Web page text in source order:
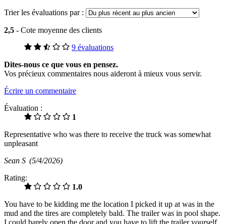
Trier les évaluations par :
2,5 - Cote moyenne des clients
9 évaluations
Dites-nous ce que vous en pensez.
Vos précieux commentaires nous aideront à mieux vous servir.
Écrire un commentaire
Évaluation :
1
Representative who was there to receive the truck was somewhat
unpleasant
Sean S (5/4/2026)
Rating:
1.0
You have to be kidding me the location I picked it up at was in the
mud and the tires are completely bald. The trailer was in pool shape.
I could barely open the door and you have to lift the trailer yourself